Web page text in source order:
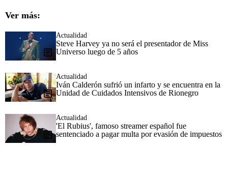
Ver más:
Actualidad
Steve Harvey ya no será el presentador de Miss
Universo luego de 5 años
Actualidad
Iván Calderón sufrió un infarto y se encuentra en la
Unidad de Cuidados Intensivos de Rionegro
Actualidad
'El Rubius', famoso streamer español fue
sentenciado a pagar multa por evasión de impuestos